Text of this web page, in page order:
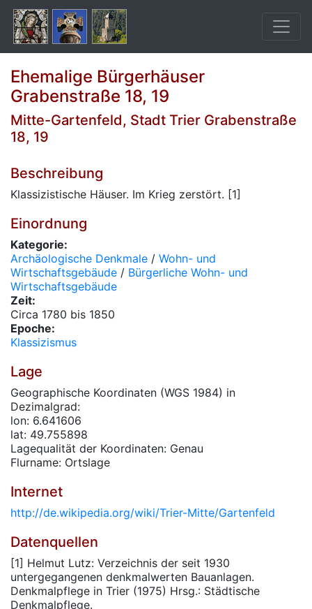
Ehemalige Bürgerhäuser
Grabenstraße 18, 19
Mitte-Gartenfeld, Stadt Trier Grabenstraße
18, 19
Beschreibung
Klassizistische Häuser. Im Krieg zerstört. [1]
Einordnung
Kategorie:
Archäologische Denkmale / Wohn- und
Wirtschaftsgebäude / Bürgerliche Wohn- und
Wirtschaftsgebäude
Zeit:
Circa 1780 bis 1850
Epoche:
Klassizismus
Lage
Geographische Koordinaten (WGS 1984) in
Dezimalgrad:
lon: 6.641606
lat: 49.755898
Lagequalität der Koordinaten: Genau
Flurname: Ortslage
Internet
http://de.wikipedia.org/wiki/Trier-Mitte/Gartenfeld
Datenquellen
[1] Helmut Lutz: Verzeichnis der seit 1930
untergegangenen denkmalwerten Bauanlagen.
Denkmalpflege in Trier (1975) Hrsg.: Städtische
Denkmalpflege.